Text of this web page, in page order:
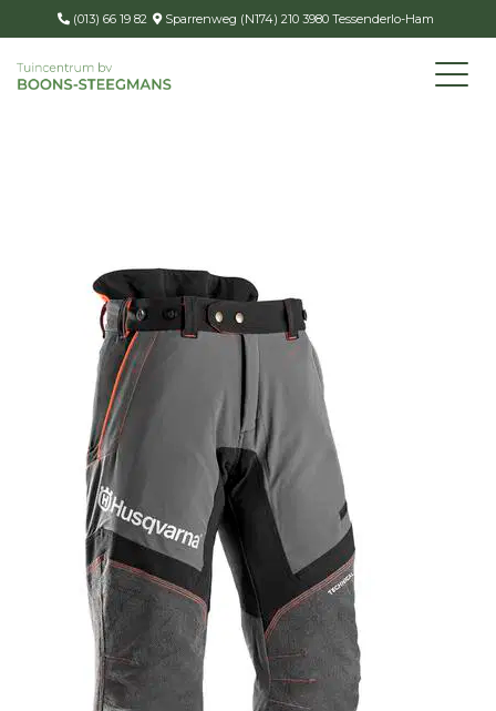
(013) 66 19 82 Sparrenweg (N174) 210 3980 Tessenderlo-Ham